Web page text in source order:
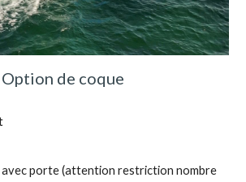
Option de coque
avec porte (attention restriction nombre